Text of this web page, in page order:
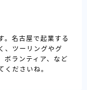
。名古屋で起業する
、ツーリングやグ
ボランティア、など
くださいね。